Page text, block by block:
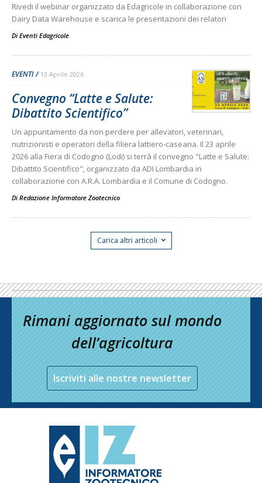
Rivedi il webinar organizzato da Edagricole in collaborazione con
Dairy Data Warehouse e scarica le presentazioni dei relatori
Di Eventi Edagricole
EVENTI 13 Aprile 2026
Convegno “Latte e Salute:
Dibattito Scientifico”
Un appuntamento da non perdere per allevatori, veterinari,
nutrizionisti e operatori della filiera lattiero-casearia. Il 23 aprile
2026 alla Fiera di Codogno (Lodi) si terrà il convegno "Latte e Salute:
Dibattito Scientifico", organizzato da ADI Lombardia in
collaborazione con A.R.A. Lombardia e il Comune di Codogno.
Di Redazione Informatore Zootecnico
Carica altri articoli
Rimani aggiornato sul mondo
dell’agricoltura
Iscriviti alle nostre newsletter